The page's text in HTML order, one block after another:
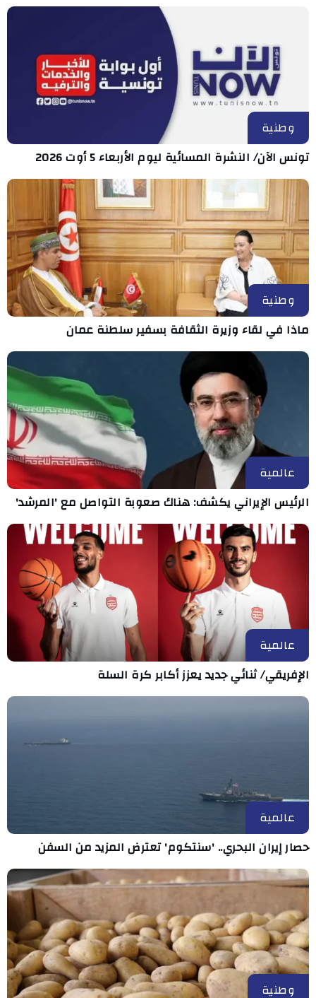
وطنية
تونس الآن/ النشرة المسائية ليوم الأربعاء 5 أوت 2026
وطنية
ماذا في لقاء وزيرة الثقافة بسفير سلطنة عمان
عالمية
الرئيس الإيراني يكشف: هناك صعوبة التواصل مع 'المرشد'
عالمية
الإفريقي/ ثنائي جديد يعزز أكابر كرة السلة
عالمية
حصار إيران البحري.. 'سنتكوم' تعترض المزيد من السفن
وطنية